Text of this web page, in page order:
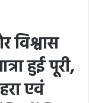
विश्वास
हुई पूरी,
एवं